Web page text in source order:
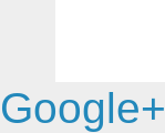
Google+